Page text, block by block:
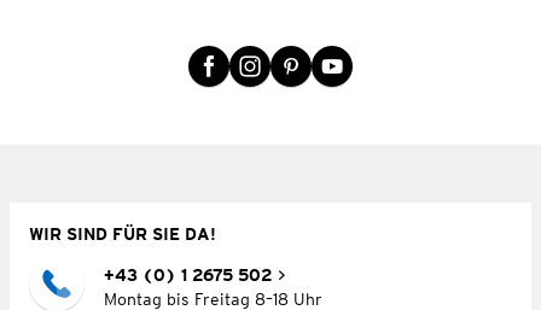
WIR SIND FÜR SIE DA!
+43 (0) 1 2675 502
Montag bis Freitag 8–18 Uhr